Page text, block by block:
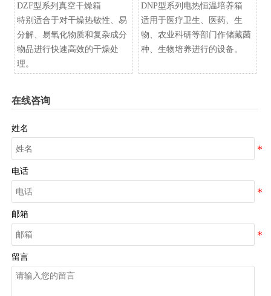
DZF型系列真空干燥箱
特别适合于对干燥热敏性、易
分解、易氧化物质和复杂成分
物品进行快速高效的干燥处
理。
​DNP型系列电热恒温培养箱
适用于医疗卫生、医药、生
物、农业科研等部门作储藏菌
种、生物培养进行的设备。
在线咨询
姓名
电话
邮箱
留言